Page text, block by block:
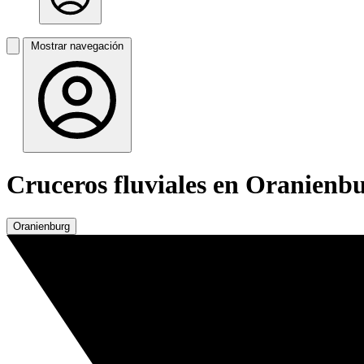
Mostrar navegación
Cruceros fluviales en
Oranienburg